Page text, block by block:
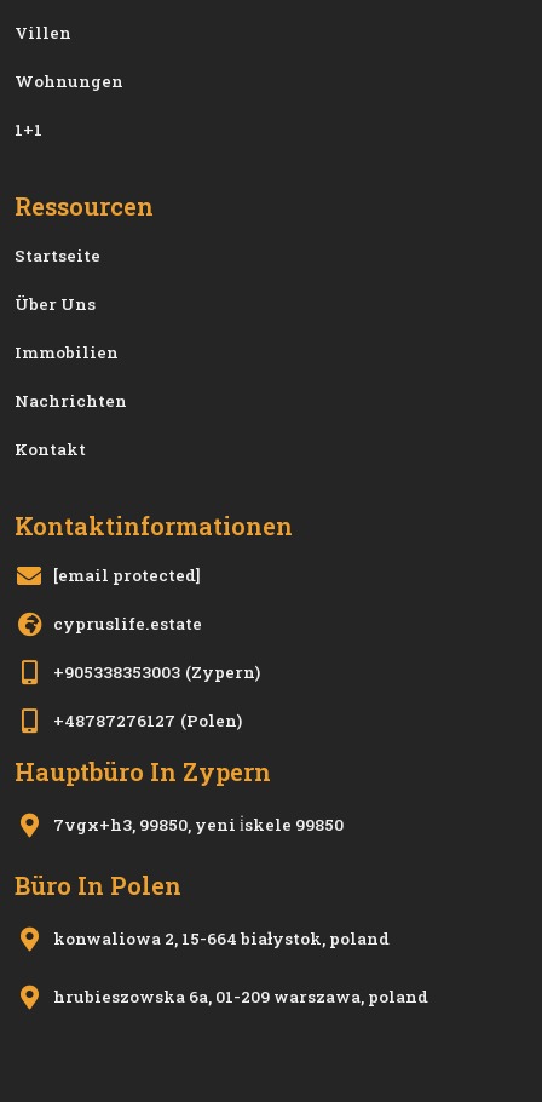
Villen
Wohnungen
1+1
Ressourcen
Startseite
Über Uns
Immobilien
Nachrichten
Kontakt
Kontaktinformationen
[email protected]
cypruslife.estate
+905338353003 (Zypern)
+48787276127 (Polen)
Hauptbüro In Zypern
7vgx+h3, 99850, yeni i̇skele 99850
Büro In Polen
konwaliowa 2, 15-664 białystok, poland
hrubieszowska 6a, 01-209 warszawa, poland